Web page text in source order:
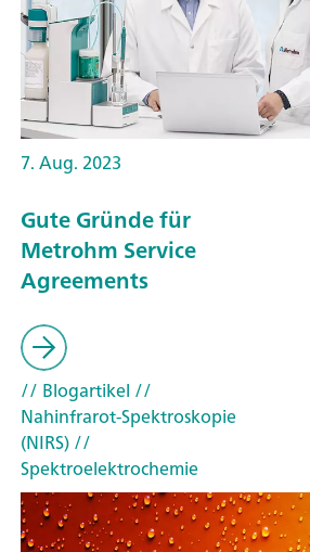
7. Aug. 2023
Gute Gründe für
Metrohm Service
Agreements
// Blogartikel //
Nahinfrarot-Spektroskopie
(NIRS)//
Spektroelektrochemie